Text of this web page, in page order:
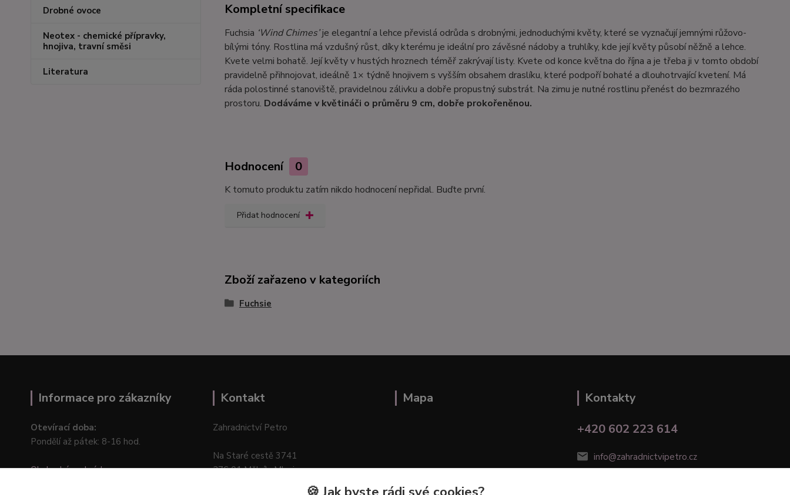
Drobné ovoce
Neotex - chemické přípravky,
hnojiva, travní směsi
Literatura
Kompletní specifikace
Fuchsia ‘Wind Chimes’je elegantní a lehce převislá odrůda s drobnými, jednoduchými květy, které se vyznačují jemnými růžovo-
bílými tóny. Rostlina má vzdušný růst, díky kterému je ideální pro závěsné nádoby a truhlíky, kde její květy působí něžně a lehce.
Kvete velmi bohatě. Její květy v hustých hroznech téměř zakrývají listy. Kvete od konce května do října a je třeba ji v tomto období
pravidelně přihnojovat, ideálně 1× týdně hnojivem s vyšším obsahem draslíku, které podpoří bohaté a dlouhotrvající kvetení. Má
ráda polostinné stanoviště, pravidelnou zálivku a dobře propustný substrát. Na zimu je nutné rostlinu přenést do bezmrazého
prostoru. Dodáváme v květináči o průměru 9 cm, dobře prokořeněnou.
Hodnocení 0
K tomuto produktu zatím nikdo hodnocení nepřidal. Buďte první.
Přidat hodnocení
Zboží zařazeno v kategoriích
Fuchsie
Informace pro zákazníky
Otevírací doba:
Pondělí až pátek: 8-16 hod.
Obchodní podmínky
Kontakt
Zahradnictví Petro
Na Staré cestě 3741
276 01 Mělník–Mlazice
Mapa
Kontakty
+420 602 223 614
info@zahradnictvipetro.cz